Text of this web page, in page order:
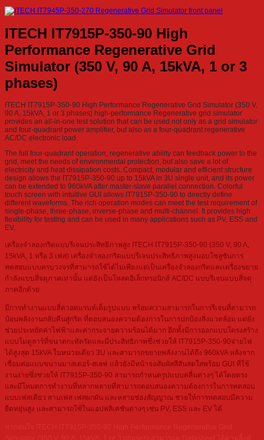
ITECH IT7915P-350-90 High
Performance Regenerative Grid
Simulator (350 V, 90 A, 15kVA, 1 or 3
phases)
ITECH IT7915P-350-90 High Performance Regenerative Grid Simulator (350 V,
90 A, 15kVA, 1 or 3 phases) high-performance Regenerative grid simulator
provides an all-in-one test solution that can be used not only as a grid simulator
and four-quadrant power amplifier, but also as a four-quadrant regenerative
AC/DC electronic load.
The full four-quadrant operation, regenerative ability can feedback power to the
grid, meet the needs of environmental protection, but also save a lot of
electricity and heat dissipation costs. Compact, modular and efficient structure
design allows the IT7915P-350-90 up to 15kVA in 3U single unit, and its power
can be extended to 960kVA after master-slave parallel connection. Colorful
touch screen with intuitive GUI allows IT7915P-350-90 to directly define
different waveforms. The rich operation modes can meet the test requirement of
single-phase, three-phase, inverse-phase and multi-channel. It provides high
flexibility for testing and can be used in many applications such as PV, ESS and
EV.
เครื่องจำลองกริดแบบรีเจนประสิทธิภาพสูง ITECH IT7915P-350-90 (350 V, 90 A,
15kVA, 1 หรือ 3 เฟส) เครื่องจำลองกริดแบบรีเจนประสิทธิภาพสูงมอบโซลูชันการ
ทดสอบแบบครบวงจรที่สามารถใช้ได้ไม่เพียงแต่เป็นเครื่องจำลองกริดและเครื่องขยาย
กำลังแบบสี่จตุภาคเท่านั้น แต่ยังเป็นโหลดอิเล็กทรอนิกส์ AC/DC แบบรีเจนแบบสี่จตุ
ภาคอีกด้วย
มีการทำงานแบบสี่ควอดแรนท์เต็มรูปแบบ พร้อมความสามารถในการรีเจนที่สามารถ
ป้อนพลังงานกลับคืนสู่กริด ที่ตอบสนองความต้องการในการปกป้องสิ่งแวดล้อม แต่ยัง
ช่วยประหยัดค่าไฟฟ้าและค่ากระจายความร้อนได้มาก อีกทั้งมีการออกแบบโครงสร้าง
แบบโมดูลาร์ที่ขนาดกะทัดรัดและมีประสิทธิภาพซึ่งช่วยให้ IT7915P-350-90จ่ายไฟ
ได้สูงสุด 15kVA ในหน่วยเดียว 3U และสามารถขยายพลังงานได้ถึง 960kVA หลังจาก
เชื่อมต่อแบบขนานมาสเตอร์-สเลฟ แล้วยังมีหน้าจอสัมผัสสีสันสดใสพร้อม GUI ที่ใช้
งานง่ายซึ่งช่วยให้ IT7915P-350-90 สามารถกำหนดรูปแบบคลื่นต่างๆ ได้โดยตรง
และมีโหมดการทำงานที่หลากหลายที่สามารถตอบสนองความต้องการในการทดสอบ
แบบเฟสเดียว สามเฟส เฟสผกผัน และหลายช่องสัญญาณ ช่วยให้การทดสอบมีความ
ยืดหยุ่นสูง และสามารถใช้ในแอปพลิเคชันต่างๆ เช่น PV, ESS และ EV ได้